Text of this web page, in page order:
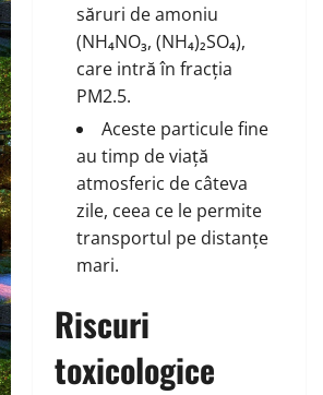
săruri de amoniu
(NH₄NO₃, (NH₄)₂SO₄),
care intră în fracția
PM2.5.
Aceste particule fine
au timp de viață
atmosferic de câteva
zile, ceea ce le permite
transportul pe distanțe
mari.
Riscuri
toxicologice